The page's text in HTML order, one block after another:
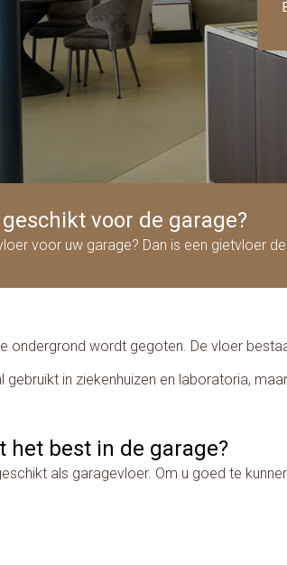
voor de garage?
voor uw garage? Dan is een gietvloer
ondergrond wordt gegoten. De vloer
gebruikt in ziekenhuizen en laboratoria,
het best in de garage?
als garagevloer. Om u goed te